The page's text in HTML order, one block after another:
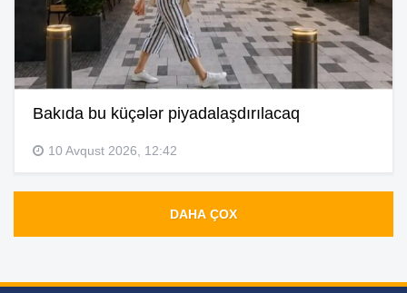
Bakıda bu küçələr piyadalaşdırılacaq
10 Avqust 2026, 12:42
DAHA ÇOX